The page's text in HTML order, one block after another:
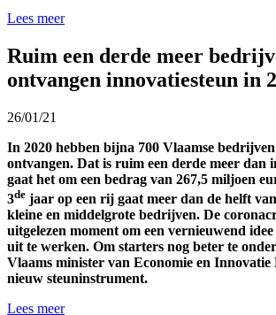
Lees meer
Ruim een derde meer
ontvangen innovatiesteun in
26/01/21
In 2020 hebben bijna 700 Vlaamse
ontvangen. Dat is ruim een derde meer dan
gaat het om een bedrag van 267,5 miljoen
3de jaar op een rij gaat meer dan de helft
kleine en middelgrote bedrijven. De
uitgelezen moment om een vernieuwend
uit te werken. Om starters nog beter te
Vlaams minister van Economie en Innovatie
nieuw steuninstrument.
Lees meer